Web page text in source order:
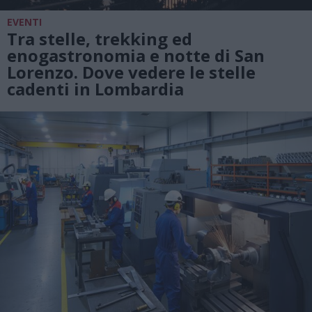
EVENTI
Tra stelle, trekking ed
enogastronomia e notte di San
Lorenzo. Dove vedere le stelle
cadenti in Lombardia